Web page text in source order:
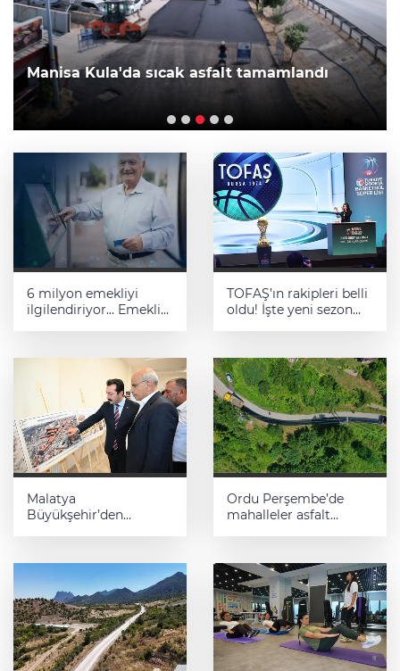
Manisa Kula'da sıcak asfalt tamamlandı
6 milyon emekliyi
ilgilendiriyor... Emekli
TOFAŞ’ın rakipleri belli
oldu! İşte yeni sezon
Malatya
Büyükşehir’den
Ordu Perşembe’de
mahalleler asfalt